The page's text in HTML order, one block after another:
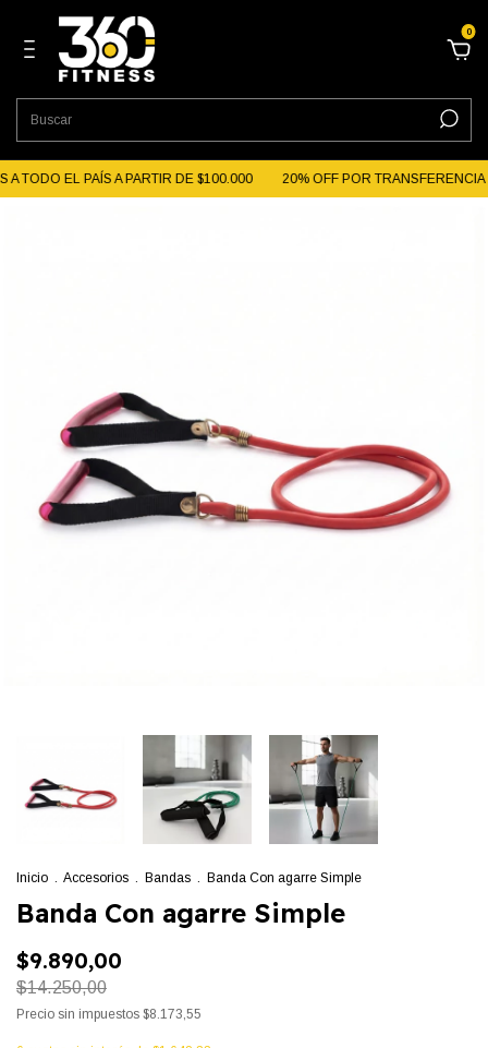
0
TODO EL PAÍS A PARTIR DE $100.000 20% OFF POR TRANSFERENCIA
Inicio . Accesorios . Bandas . Banda Con agarre Simple
Banda Con agarre Simple
$9.890,00
$14.250,00
Precio sin impuestos $8.173,55